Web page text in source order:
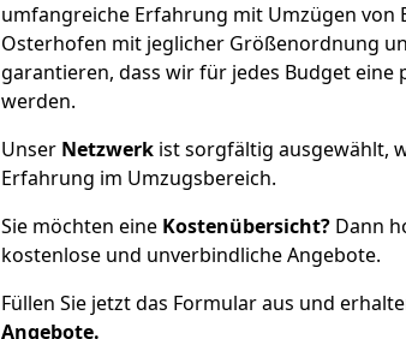
umfangreiche Erfahrung mit Umzügen von
Osterhofen mit jeglicher Größenordnung
garantieren, dass wir für jedes Budget eine
werden.
Unser Netzwerk ist sorgfältig ausgewählt,
Erfahrung im Umzugsbereich.
Sie möchten eine Kostenübersicht? Dann
kostenlose und unverbindliche Angebote.
Füllen Sie jetzt das Formular aus und
Angebote.